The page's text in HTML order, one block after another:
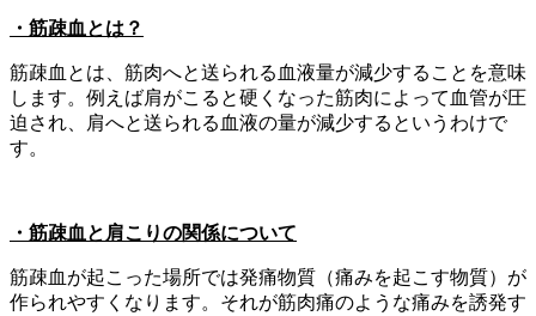
・筋疎血とは？
筋疎血とは、筋肉へと送られる血液量が減少することを意味
します。例えば肩がこると硬くなった筋肉によって血管が圧
迫され、肩へと送られる血液の量が減少するというわけで
す。
・筋疎血と肩こりの関係について
筋疎血が起こった場所では発痛物質（痛みを起こす物質）が
作られやすくなります。それが筋肉痛のような痛みを誘発す